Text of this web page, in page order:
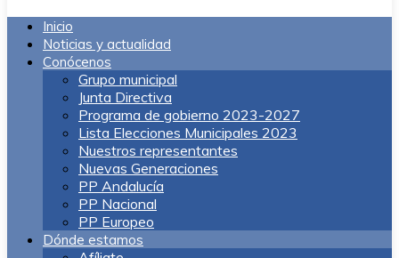
Inicio
Noticias y actualidad
Conócenos
Grupo municipal
Junta Directiva
Programa de gobierno 2023-2027
Lista Elecciones Municipales 2023
Nuestros representantes
Nuevas Generaciones
PP Andalucía
PP Nacional
PP Europeo
Dónde estamos